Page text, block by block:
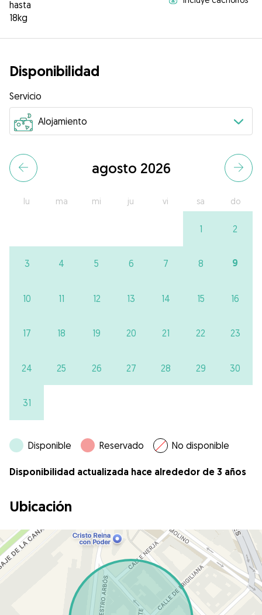
hasta
18kg
Disponibilidad
Servicio
agosto 2026
lu ma mi ju vi sa do
1 2
3 4 5 6 7 8 9
10 11 12 13 14 15 16
17 18 19 20 21 22 23
24 25 26 27 28 29 30
31
Disponible Reservado No disponible
Disponibilidad actualizada hace alrededor de 3 años
Ubicación